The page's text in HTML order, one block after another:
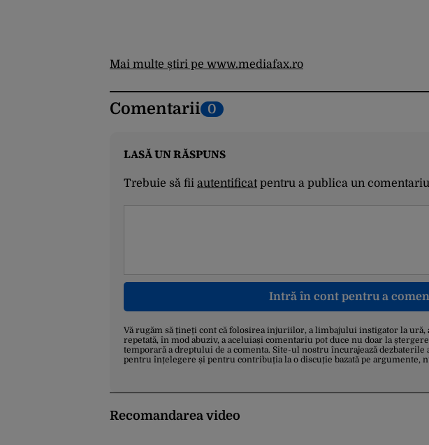
Mai multe știri pe www.mediafax.ro
Comentarii 0
LASĂ UN RĂSPUNS
Trebuie să fii autentificatpentru a publica un
Intră în cont pentru a
Vă rugăm să țineți cont că folosirea injuriilor, a limbajului instigator la
repetată, în mod abuziv, a aceluiași comentariu pot duce nu doar la
temporară a dreptului de a comenta. Site-ul nostru încurajează
pentru înțelegere și pentru contribuția la o discuție bazată pe argumente,
Recomandarea video